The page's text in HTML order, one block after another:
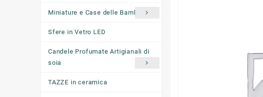
Miniature e Case delle Bambole
Sfere in Vetro LED
Candele Profumate Artigianali di
soia
TAZZE in ceramica